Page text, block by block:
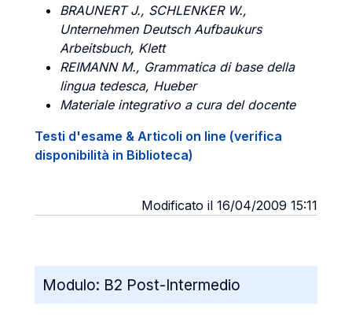
BRAUNERT J., SCHLENKER W.,
Unternehmen Deutsch Aufbaukurs
Arbeitsbuch, Klett
REIMANN M., Grammatica di base della
lingua tedesca, Hueber
Materiale integrativo a cura del docente
Testi d'esame & Articoli on line (verifica
disponibilità in Biblioteca)
Modificato il 16/04/2009 15:11
Modulo: B2 Post-Intermedio